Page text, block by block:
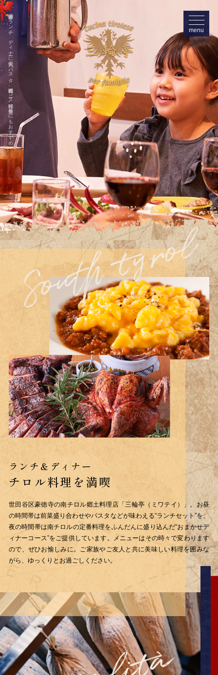
豪徳寺のランチ、ディナーに人気のパスタ、肉料理、コース料理。子連れにもおすすめ
ランチ＆ディナー
チロル料理を満喫
世田谷区豪徳寺の南チロル郷土料理店「三輪亭（ミワテイ）」。 お昼
の時間帯は前菜盛り合わせやパスタなどが味わえる“ランチセット”を、
夜の時間帯は南チロルの定番料理をふんだんに盛り込んだ“おまかせデ
ィナーコース”をご提供しています。
メニューはその時々で変わります
ので、ぜひお愉しみに。 ご家族やご友人と共に美味しい料理を囲みな
がら、 ゆっくりとお過ごしください。